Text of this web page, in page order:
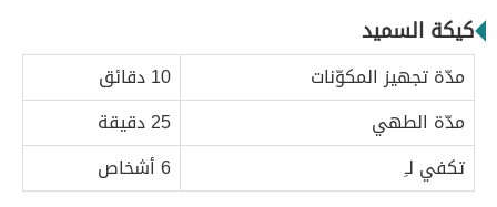
كيكة السميد
مدّة تجهيز المكوّنات
10 دقائق
مدّة الطهي
25 دقيقة
تكفي لـِ
6 أشخاص